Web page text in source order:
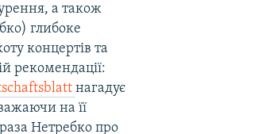
а також
глибоке
концертів та
рекомендації:
нагадує
на її
Нетребко про